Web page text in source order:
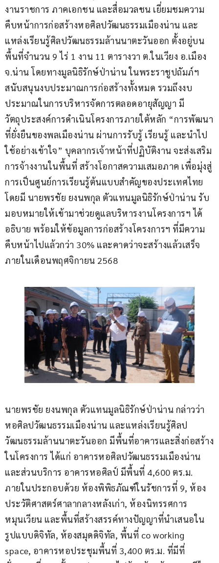
งานราชการ ภาคเอกชน และสื่อมวลชน เยี่ยมชมความ
คืบหน้าการก่อสร้างหอศิลปวัฒนธรรมเมืองน่าน และ
แหล่งเรียนรู้ศิลปวัฒนธรรมล้านนาตะวันออก ตั้งอยู่บน
พื้นที่จำนวน 9 ไร่ 1 งาน 11 ตารางวา ต.ในเวียง อ.เมือง
จ.น่าน โดยทางมูลนิธิรักษ์ป่าน่าน ในพระราชูปถัมภ์ฯ
สนับสนุนงบประมาณการก่อสร้างทั้งหมด รวมถึงงบ
ประมาณในการบริหารจัดการตลอดอายุสัญญา มี
วัตถุประสงค์การดำเนินโครงการภายใต้หลัก “การพัฒนา
ที่ยั่งยืนของพลเมืองน่าน ผ่านการรับรู้ เรียนรู้ และนำไป
ใช้อย่างเข้าใจ” บุคลากรเจ้าหน้าที่ปฏิบัติงาน จะส่งเสริม
การจ้างงานในพื้นที่ สร้างโอกาสความเสมอภาค เพื่อมุ่งสู่
การเป็นศูนย์การเรียนรู้ต้นแบบสำคัญของประเทศไทย
โดยมี นายพรชัย ยงนพกุล ตัวแทนมูลนิธิรักษ์ป่าน่าน รับ
มอบหมายให้เข้ามาช่วยดูแลบริหารงานโครงการฯ ได้
อธิบาย พร้อมให้ข้อมูลการก่อสร้างโครงการฯ ที่มีความ
คืบหน้าไปแล้วกว่า 30% และคาดว่าจะสร้างแล้วเสร็จ
ภายในเดือนพฤศจิกายน 2568
นายพรชัย ยงนพกุล ตัวแทนมูลนิธิรักษ์ป่าน่าน กล่าวว่า
หอศิลปวัฒนธรรมเมืองน่าน และแหล่งเรียนรู้ศิลป
วัฒนธรรมล้านนาตะวันออก มีพื้นที่อาคารและสิ่งก่อสร้าง
ในโครงการ ได้แก่ อาคารหอศิลปวัฒนธรรมเมืองน่าน
และส่วนบริการ อาคารหอศิลป์ มีพื้นที่ 4,600 ตร.ม.
ภายในประกอบด้วย ห้องพิพิธภัณฑ์ในรัชการที่ 9, ห้อง
ประวัติศาสตร์ศาลากลางหลังเก่า, ห้องนิทรรศการ
หมุนเวียน และพื้นที่สร้างสรรค์ทางปัญญาที่นำเสนอใน
รูปแบบดิจิทัล, ห้องสมุดดิจิทัล, พื้นที่ co working
space, อาคารหอประชุมพื้นที่ 3,400 ตร.ม. ที่มีที่